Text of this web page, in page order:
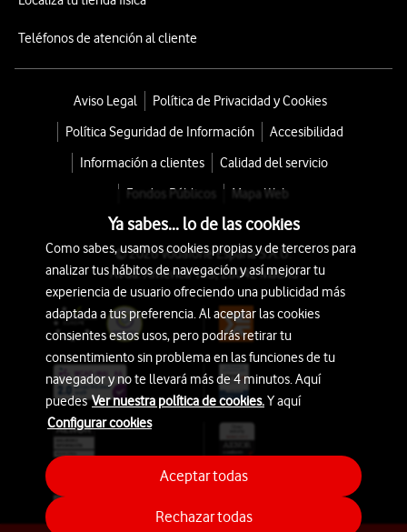
Teléfonos de atención al cliente
Aviso Legal
Política de Privacidad y Cookies
Política Seguridad de Información
Accesibilidad
Información a clientes
Calidad del servicio
Fondos Públicos
Mapa Web
© 2026 Vodafone España S.A.U.
Avda. América 115, 28042 Madrid
Ya sabes... lo de las cookies
Como sabes, usamos cookies propias y de terceros para
analizar tus hábitos de navegación y así mejorar tu
experiencia de usuario ofreciendo una publicidad más
adaptada a tus preferencia. Al aceptar las cookies
consientes estos usos, pero podrás retirar tu
consentimiento sin problema en las funciones de tu
navegador y no te llevará más de 4 minutos. Aquí
puedesVer nuestra política de cookies.Y aquí
Configurar cookies
Rechazar todas
Aceptar todas